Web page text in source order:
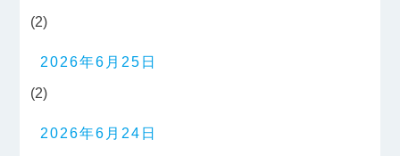
(2)
2026年6月25日
(2)
2026年6月24日